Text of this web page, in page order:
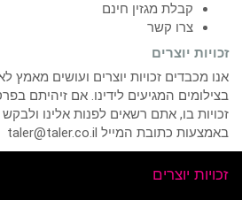
קבלת מגזין חינם
צרו קשר
זכויות יוצרים
אנו מכבדים זכויות יוצרים ועושים מאמץ
בצילומים המגיעים לידינו. אם זיהיתם
זכויות בו, אתם רשאים לפנות אלינו
באמצעות כתובת המייל taler@taler.co.il
זכויות יוצרים